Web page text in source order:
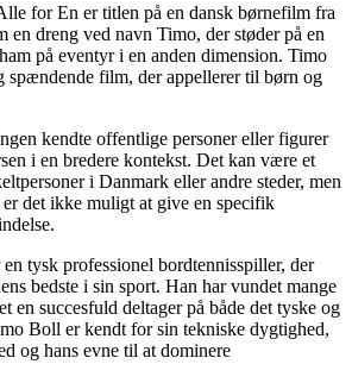
for En er titlen på en dansk børnefilm fra
en dreng ved navn Timo, der støder på en
på eventyr i en anden dimension. Timo
spændende film, der appellerer til børn og
kendte offentlige personer eller figurer
i en bredere kontekst. Det kan være et
i Danmark eller andre steder, men
det ikke muligt at give en specifik
tysk professionel bordtennisspiller, der
bedste i sin sport. Han har vundet mange
en succesfuld deltager på både det tyske og
Boll er kendt for sin tekniske dygtighed,
og hans evne til at dominere